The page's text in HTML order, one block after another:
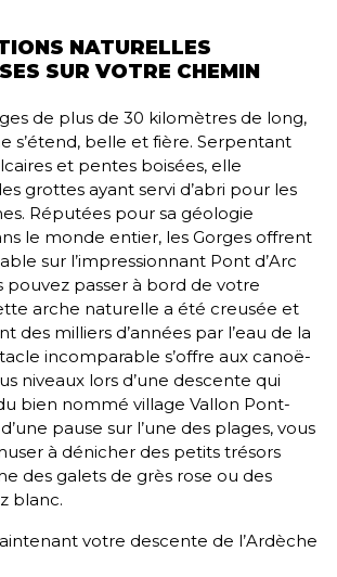
NATURELLES
SUR VOTRE CHEMIN
de plus de 30 kilomètres de long,
s’étend, belle et fière. Serpentant
et pentes boisées, elle
grottes ayant servi d’abri pour les
Réputées pour sa géologie
le monde entier, les Gorges offrent
sur l’impressionnant Pont d’Arc
pouvez passer à bord de votre
arche naturelle a été creusée et
des milliers d’années par l’eau de la
incomparable s’offre aux canoë-
niveaux lors d’une descente qui
bien nommé village Vallon Pont-
pause sur l’une des plages, vous
à dénicher des petits trésors
des galets de grès rose ou des
blanc.
votre descente de l’Ardèche